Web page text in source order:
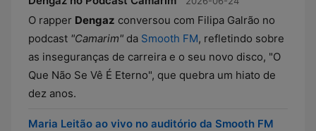
O rapper Dengaz conversou com Filipa Galrão no
podcast "Camarim" da Smooth FM, refletindo sobre
as inseguranças de carreira e o seu novo disco, "O
Que Não Se Vê É Eterno", que quebra um hiato de
dez anos.
Maria Leitão ao vivo no auditório da Smooth FM